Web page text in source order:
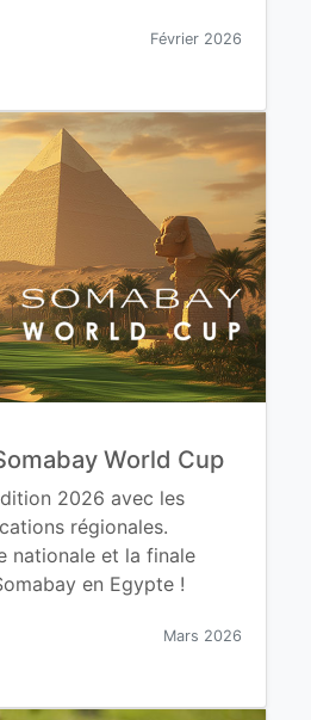
Février 2026
World Cup
2026 avec les
régionales.
nationale et la finale
en Egypte !
Mars 2026